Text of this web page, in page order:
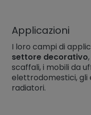
Applicazioni
I loro campi di
settore decorativo
scaffali, i mobili da
elettrodomestici, gli
radiatori.